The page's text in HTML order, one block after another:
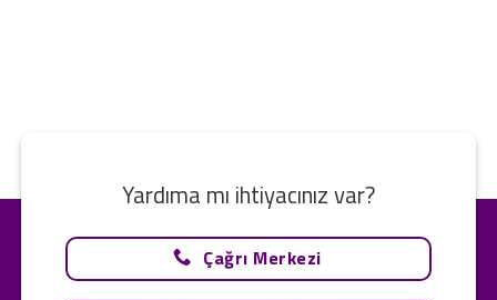
Yardıma mı ihtiyacınız var?
Çağrı Merkezi